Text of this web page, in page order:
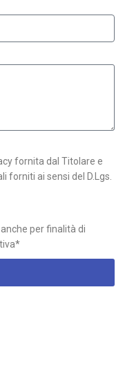
fornita dal Titolare e
forniti ai sensi del D.Lgs.
per finalità di